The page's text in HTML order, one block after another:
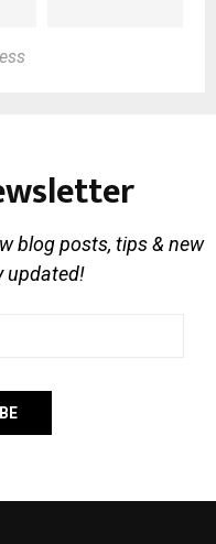
blog posts, tips & new
updated!